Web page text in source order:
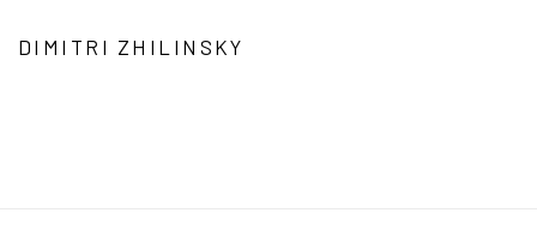
DIMITRI ZHILINSKY